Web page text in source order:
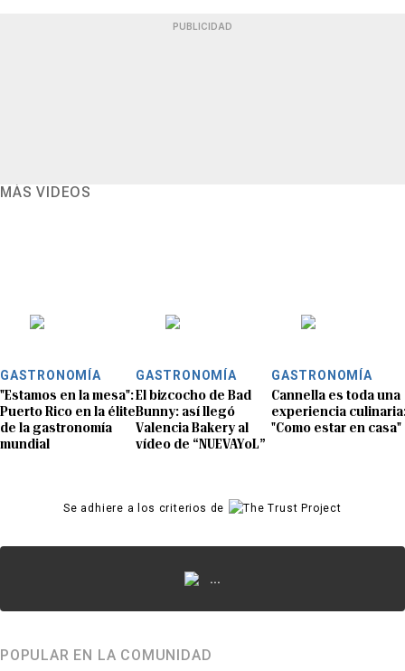
PUBLICIDAD
MÁS VIDEOS
GASTRONOMÍA
"Estamos en la mesa":
Puerto Rico en la élite
de la gastronomía
mundial
GASTRONOMÍA
El bizcocho de Bad
Bunny: así llegó
Valencia Bakery al
vídeo de “NUEVAYoL”
GASTRONOMÍA
Cannella es toda una
experiencia
"Como estar en casa"
Se adhiere a los criterios de
...
POPULAR EN LA COMUNIDAD